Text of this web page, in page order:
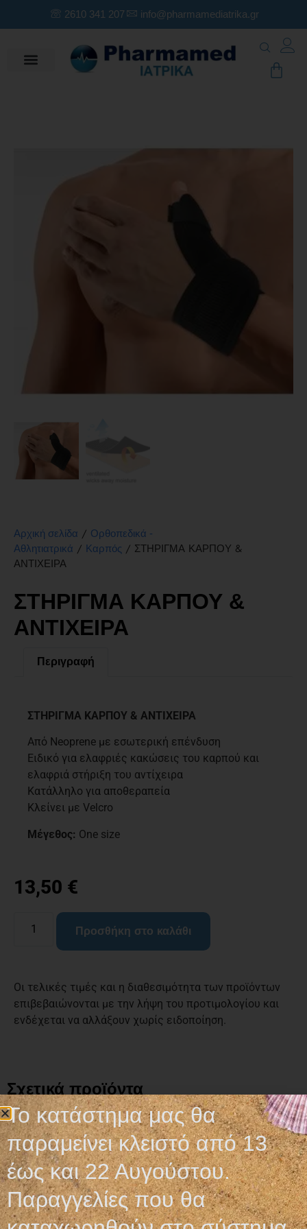
2610 341 207 info@pharmamediatrika.gr
Αρχική σελίδα / Ορθοπεδικά -
Αθλητιατρικά / Καρπός / ΣΤΗΡΙΓΜΑ ΚΑΡΠΟΥ &
ΑΝΤΙΧΕΙΡΑ
ΣΤΗΡΙΓΜΑ ΚΑΡΠΟΥ &
ΑΝΤΙΧΕΙΡΑ
Περιγραφή
ΣΤΗΡΙΓΜΑ ΚΑΡΠΟΥ & ΑΝΤΙΧΕΙΡΑ
Από Neoprene με εσωτερική επένδυση
Ειδικό για ελαφριές κακώσεις του καρπού και
ελαφριά στήριξη του αντίχειρα
Κατάλληλο για αποθεραπεία
Κλείνει με Velcro
Μέγεθος: One size
13,50 €
Προσθήκη στο καλάθι
Οι τελικές τιμές και η διαθεσιμότητα των προϊόντων
επιβεβαιώνονται με την λήψη του προτιμολογίου και
ενδέχεται να αλλάξουν χωρίς ειδοποίηση.
Σχετικά προϊόντα
Το κατάστημα μας θα
παραμείνει κλειστό από 13
έως και 22 Αυγούστου.
Παραγγελίες που θα